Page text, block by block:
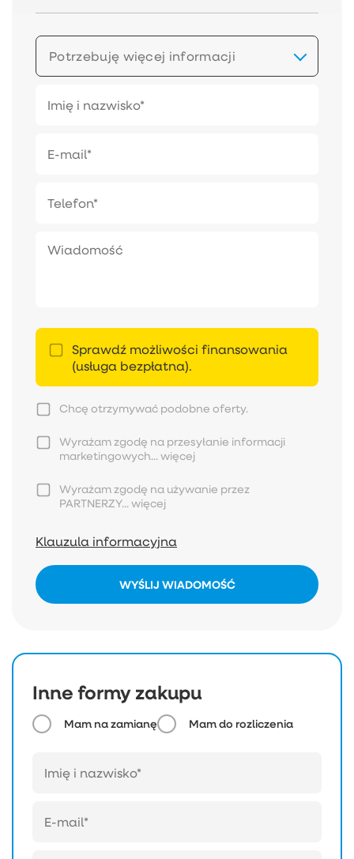
Potrzebuję więcej informacji
Sprawdź możliwości finansowania
(usługa bezpłatna).
Chcę otrzymywać podobne oferty.
Wyrażam zgodę na przesyłanie informacji
marketingowych...więcej
Wyrażam zgodę na używanie przez
PARTNERZY...więcej
Klauzula informacyjna
WYŚLIJ WIADOMOŚĆ
Inne formy zakupu
Mam na zamianę Mam do rozliczenia